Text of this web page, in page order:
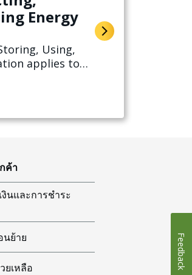
Energy
Using,
applies to
ค้า
งินและการชำระ
นย้าย
ยเหลือ Feedback